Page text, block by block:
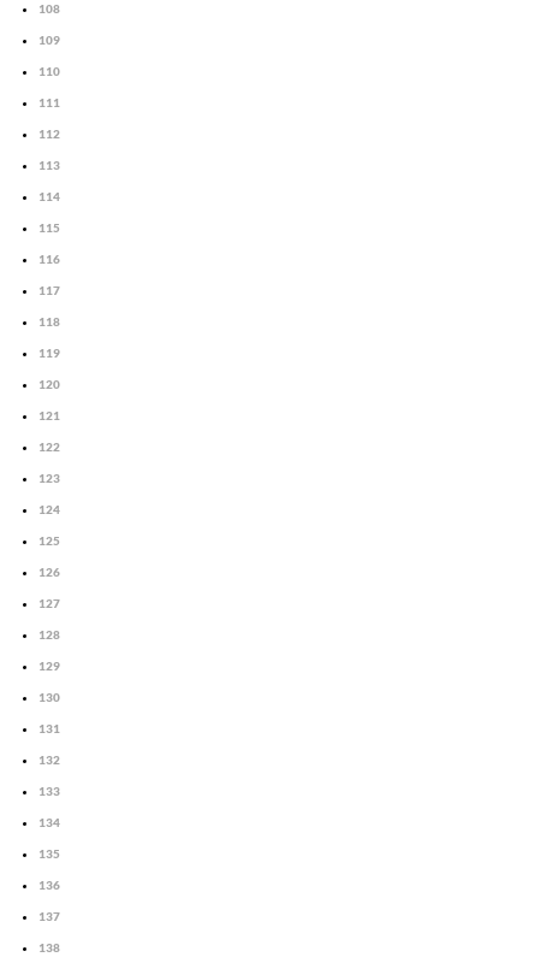
108
109
110
111
112
113
114
115
116
117
118
119
120
121
122
123
124
125
126
127
128
129
130
131
132
133
134
135
136
137
138